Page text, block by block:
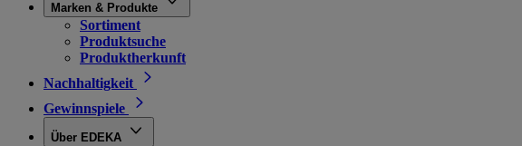
Marken & Produkte
Sortiment
Produktsuche
Produktherkunft
Nachhaltigkeit
Gewinnspiele
Über EDEKA